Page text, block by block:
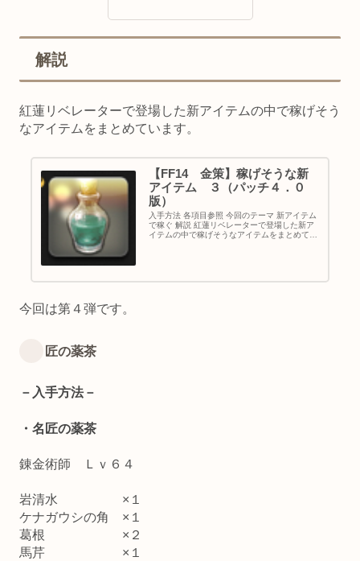
解説
紅蓮リベレーターで登場した新アイテムの中で稼げそう
なアイテムをまとめています。
【FF14 金策】稼げそうな新
アイテム ３（パッチ４．０
版）
入手方法 各項目参照 今回のテーマ 新アイテム
で稼ぐ 解説 紅蓮リベレーターで登場した新ア
イテムの中で稼げそうなアイテムをまとめてい
今回は第４弾です。
匠の薬茶
－入手方法－
・名匠の薬茶
錬金術師 Ｌｖ６４
岩清水 ×１
ケナガウシの角 ×１
葛根 ×２
馬芹 ×１